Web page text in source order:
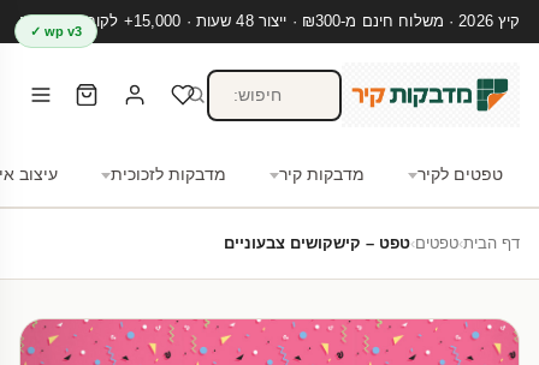
קיץ 2026 · משלוח חינם מ-₪300 · ייצור 48 שעות · 15,000+ לקוחות מרוצים
טפטים לקיר מדבקות קיר מדבקות לזכוכית עיצוב
wp v3 ✓
דף הבית›טפטים›טפט – קישקושים צבעוניים